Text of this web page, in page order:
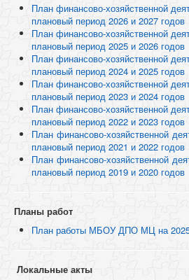
План финансово-хозяйственной
плановый период 2026 и 2027 годов
План финансово-хозяйственной
плановый период 2025 и 2026 годов
План финансово-хозяйственной
плановый период 2024 и 2025 годов
План финансово-хозяйственной
плановый период 2023 и 2024 годов
План финансово-хозяйственной
плановый период 2022 и 2023 годов
План финансово-хозяйственной
плановый период 2021 и 2022 годов
План финансово-хозяйственной
плановый период 2019 и 2020 годов
Планы работ
План работы МБОУ ДПО МЦ на
Локальные акты